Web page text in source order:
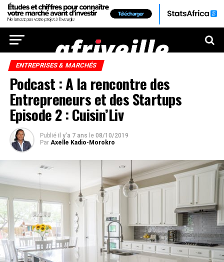
ENTREPRISES & MARCHÉS
Podcast : A la rencontre des
Entrepreneurs et des Startups
Episode 2 : Cuisin’Liv
Publié il y'a 7 ans le 08/10/2019
Par Axelle Kadio-Morokro